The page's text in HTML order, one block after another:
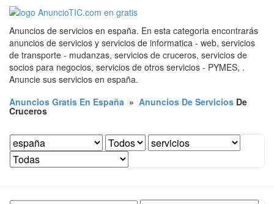
Anuncios de servicios en españa. En esta categoria encontrarás
anuncios de servicios y servicios de informatica - web, servicios
de transporte - mudanzas, servicios de cruceros, servicios de
socios para negocios, servicios de otros servicios - PYMES, .
Anuncie sus servicios en españa.
Anuncios Gratis En España » Anuncios De Servicios De
Cruceros